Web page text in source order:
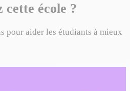
cette école ?
pour aider les étudiants à mieux